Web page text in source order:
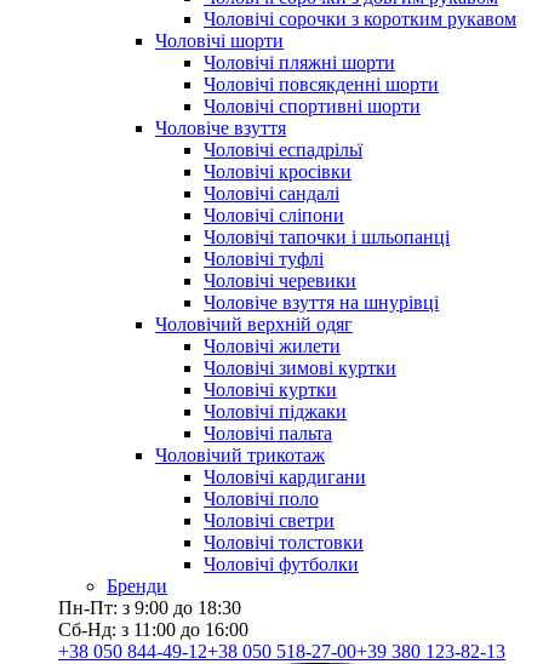
Чоловічі сорочки з коротким рукавом
Чоловічі шорти
Чоловічі пляжні шорти
Чоловічі повсякденні шорти
Чоловічі спортивні шорти
Чоловіче взуття
Чоловічі еспадрільї
Чоловічі кросівки
Чоловічі сандалі
Чоловічі сліпони
Чоловічі тапочки і шльопанці
Чоловічі туфлі
Чоловічі черевики
Чоловіче взуття на шнурівці
Чоловічий верхній одяг
Чоловічі жилети
Чоловічі зимові куртки
Чоловічі куртки
Чоловічі піджаки
Чоловічі пальта
Чоловічий трикотаж
Чоловічі кардигани
Чоловічі поло
Чоловічі светри
Чоловічі толстовки
Чоловічі футболки
Бренди
Пн-Пт: з 9:00 до 18:30
Сб-Нд: з 11:00 до 16:00
+38 050 844-49-12+38 050 518-27-00+39 380 123-82-13